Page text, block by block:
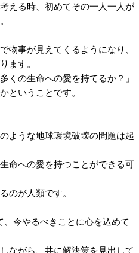
える時、初めてその一人一人が
物事が見えてくるようになり、
ます。
くの生命への愛を持てるか？」
ということです。
ような地球環境破壊の問題は起
命への愛を持つことができる可
のが人類です。
今やるべきことに心を込めて
ながら、共に解決策を見出して